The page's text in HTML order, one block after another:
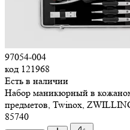
97054-004
код 121968
Есть в наличии
Набор маникюрный в
предметов, Twinox,
85740